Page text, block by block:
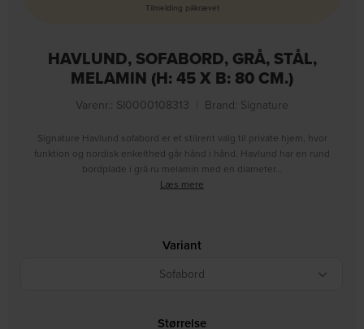
Tilmelding påkrævet
HAVLUND, SOFABORD, GRÅ, STÅL,
MELAMIN (H: 45 X B: 80 CM.)
Varenr.: SI0000108313 Brand: Signature
Signature Havlund sofabord er et stilrent valg til private hjem, hvor
funktion og nordisk enkelthed går hånd i hånd. Havlund har en rund
bordplade i grå ru melamin med en diameter…
Læs mere
Variant
Sofabord
Størrelse